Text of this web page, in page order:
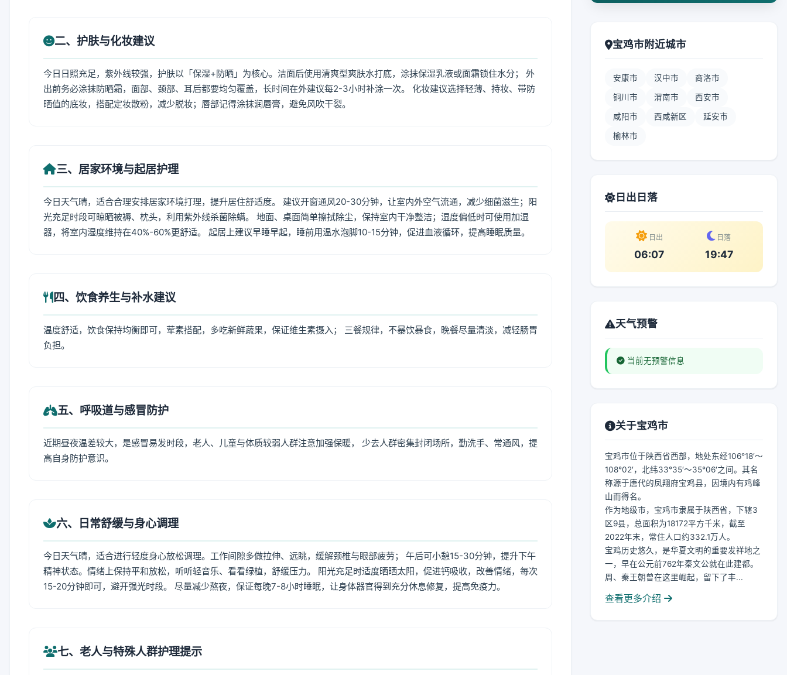
二、护肤与化妆建议
今日日照充足，紫外线较强，护肤以「保湿+防晒」为核心。洁面后使用清爽型爽肤水打底，涂抹保湿乳液或面霜锁住水分； 外
出前务必涂抹防晒霜，面部、颈部、耳后都要均匀覆盖，长时间在外建议每2-3小时补涂一次。 化妆建议选择轻薄、持妆、带防
晒值的底妆，搭配定妆散粉，减少脱妆；唇部记得涂抹润唇膏，避免风吹干裂。
三、居家环境与起居护理
今日天气晴，适合合理安排居家环境打理，提升居住舒适度。 建议开窗通风20-30分钟，让室内外空气流通，减少细菌滋生；阳
光充足时段可晾晒被褥、枕头，利用紫外线杀菌除螨。 地面、桌面简单擦拭除尘，保持室内干净整洁；湿度偏低时可使用加湿
器，将室内湿度维持在40%-60%更舒适。 起居上建议早睡早起，睡前用温水泡脚10-15分钟，促进血液循环，提高睡眠质量。
四、饮食养生与补水建议
温度舒适，饮食保持均衡即可，荤素搭配，多吃新鲜蔬果，保证维生素摄入； 三餐规律，不暴饮暴食，晚餐尽量清淡，减轻肠胃
负担。
五、呼吸道与感冒防护
近期昼夜温差较大，是感冒易发时段，老人、儿童与体质较弱人群注意加强保暖， 少去人群密集封闭场所，勤洗手、常通风，提
高自身防护意识。
六、日常舒缓与身心调理
今日天气晴，适合进行轻度身心放松调理。工作间隙多做拉伸、远眺，缓解颈椎与眼部疲劳； 午后可小憩15-30分钟，提升下午
精神状态。情绪上保持平和放松，听听轻音乐、看看绿植，舒缓压力。 阳光充足时适度晒晒太阳，促进钙吸收，改善情绪，每次
15-20分钟即可，避开强光时段。 尽量减少熬夜，保证每晚7-8小时睡眠，让身体器官得到充分休息修复，提高免疫力。
七、老人与特殊人群护理提示
宝鸡市附近城市
安康市 汉中市 商洛市
铜川市 渭南市 西安市
咸阳市 西咸新区 延安市
榆林市
日出日落
日出
06:07
日落
19:47
天气预警
当前无预警信息
关于宝鸡市
宝鸡市位于陕西省西部，地处东经106°18′～
108°02′，北纬33°35′～35°06′之间。其名
称源于唐代的凤翔府宝鸡县，因境内有鸡峰
山而得名。
作为地级市，宝鸡市隶属于陕西省，下辖3
区9县，总面积为18172平方千米，截至
2022年末，常住人口约332.1万人。
宝鸡历史悠久，是华夏文明的重要发祥地之
一，早在公元前762年秦文公就在此建都。
周、秦王朝曾在这里崛起，留下了丰...
查看更多介绍